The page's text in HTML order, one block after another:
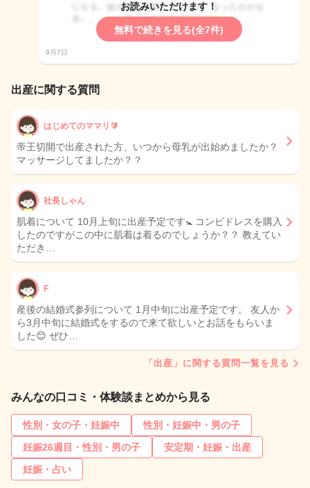
お読みいただけます！
無料で続きを見る(全7件)
9月7日
出産に関する質問
はじめてのママリ🔰
帝王切開で出産された方、いつから母乳が出始めましたか？
マッサージしてましたか？？
社長しゃん
肌着について 10月上旬に出産予定です🚼 コンビドレスを購入
したのですがこの中に肌着は着るのでしょうか？？ 教えてい
ただき…
F
産後の結婚式参列について 1月中旬に出産予定です。 友人か
ら3月中旬に結婚式をするので来て欲しいとお話をもらいま
した😊 ぜひ…
「出産」に関する質問一覧を見る
みんなの口コミ・体験談まとめから見る
性別・女の子・妊娠中
性別・妊娠中・男の子
妊娠26週目・性別・男の子
安定期・妊娠・出産
妊娠・占い